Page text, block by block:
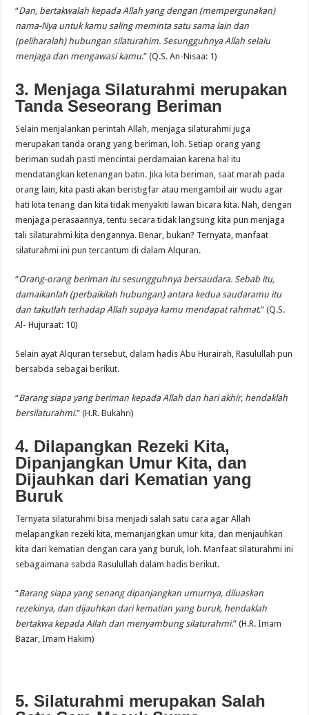
“Dan, bertakwalah kepada Allah yang dengan (mempergunakan)
nama-Nya untuk kamu saling meminta satu sama lain dan
(peliharalah) hubungan silaturahim. Sesungguhnya Allah selalu
menjaga dan mengawasi kamu.” (Q.S. An-Nisaa: 1)
3. Menjaga Silaturahmi merupakan
Tanda Seseorang Beriman
Selain menjalankan perintah Allah, menjaga silaturahmi juga
merupakan tanda orang yang beriman, loh. Setiap orang yang
beriman sudah pasti mencintai perdamaian karena hal itu
mendatangkan ketenangan batin. Jika kita beriman, saat marah pada
orang lain, kita pasti akan beristigfar atau mengambil air wudu agar
hati kita tenang dan kita tidak menyakiti lawan bicara kita. Nah, dengan
menjaga perasaannya, tentu secara tidak langsung kita pun menjaga
tali silaturahmi kita dengannya. Benar, bukan? Ternyata, manfaat
silaturahmi ini pun tercantum di dalam Alquran.
“Orang-orang beriman itu sesungguhnya bersaudara. Sebab itu,
damaikanlah (perbaikilah hubungan) antara kedua saudaramu itu
dan takutlah terhadap Allah supaya kamu mendapat rahmat.” (Q.S.
Al- Hujuraat: 10)
Selain ayat Alquran tersebut, dalam hadis Abu Hurairah, Rasulullah pun
bersabda sebagai berikut.
“Barang siapa yang beriman kepada Allah dan hari akhir, hendaklah
bersilaturahmi.” (H.R. Bukahri)
4. Dilapangkan Rezeki Kita,
Dipanjangkan Umur Kita, dan
Dijauhkan dari Kematian yang
Buruk
Ternyata silaturahmi bisa menjadi salah satu cara agar Allah
melapangkan rezeki kita, memanjangkan umur kita, dan menjauhkan
kita dari kematian dengan cara yang buruk, loh. Manfaat silaturahmi ini
sebagaimana sabda Rasulullah dalam hadis berikut.
“Barang siapa yang senang dipanjangkan umurnya, diluaskan
rezekinya, dan dijauhkan dari kematian yang buruk, hendaklah
bertakwa kepada Allah dan menyambung silaturahmi.” (H.R. Imam
Bazar, Imam Hakim)
5. Silaturahmi merupakan Salah